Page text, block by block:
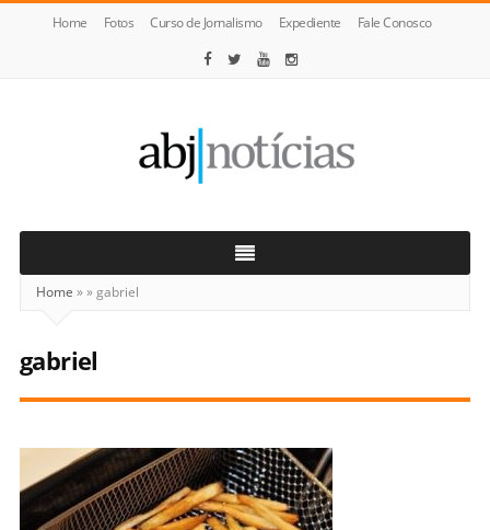
Home Fotos Curso de Jornalismo Expediente Fale Conosco
Notícias
Home »» gabriel
gabriel